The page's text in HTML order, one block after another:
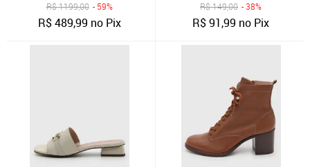
R$1199,00 - 59%
R$489,99 no Pix
R$149,00 - 38%
R$91,99 no Pix